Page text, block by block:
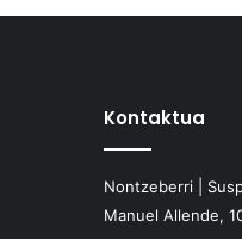
Kontaktua
Nontzeberri |
Manuel Allende,